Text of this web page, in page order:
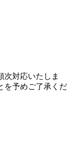
次対応いたしま
を予めご了承くだ